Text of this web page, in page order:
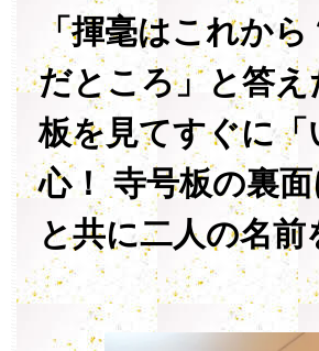
「揮毫はこれか
だところ」と答
板を見てすぐに
心！ 寺号板の裏
と共に二人の名